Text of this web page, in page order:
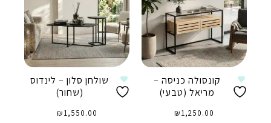
קונסולה כניסה –
מריאל (טבעי)
₪1,250.00
שולחן סלון – לינדוס
(שחור)
₪1,550.00